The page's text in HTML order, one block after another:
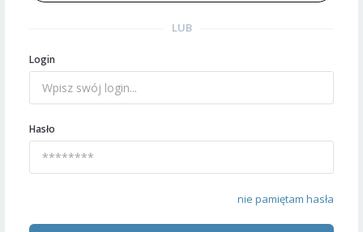
LUB
Login
Hasło
nie pamiętam hasła